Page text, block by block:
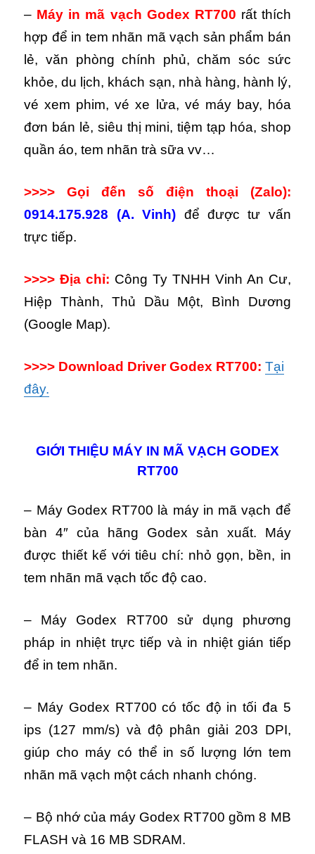
– Máy in mã vạch Godex RT700 rất thích
hợp để in tem nhãn mã vạch sản phẩm bán
lẻ, văn phòng chính phủ, chăm sóc sức
khỏe, du lịch, khách sạn, nhà hàng, hành lý,
vé xem phim, vé xe lửa, vé máy bay, hóa
đơn bán lẻ, siêu thị mini, tiệm tạp hóa, shop
quần áo, tem nhãn trà sữa vv…
>>>> Gọi đến số điện thoại (Zalo):
0914.175.928 (A. Vinh) để được tư vấn
trực tiếp.
>>>> Địa chỉ: Công Ty TNHH Vinh An Cư,
Hiệp Thành, Thủ Dầu Một, Bình Dương
(Google Map).
>>>> Download Driver Godex RT700:Tại
đây.
GIỚI THIỆU MÁY IN MÃ VẠCH GODEX
RT700
– Máy Godex RT700 là máy in mã vạch để
bàn 4″ của hãng Godex sản xuất. Máy
được thiết kế với tiêu chí: nhỏ gọn, bền, in
tem nhãn mã vạch tốc độ cao.
– Máy Godex RT700 sử dụng phương
pháp in nhiệt trực tiếp và in nhiệt gián tiếp
để in tem nhãn.
– Máy Godex RT700 có tốc độ in tối đa 5
ips (127 mm/s) và độ phân giải 203 DPI,
giúp cho máy có thể in số lượng lớn tem
nhãn mã vạch một cách nhanh chóng.
– Bộ nhớ của máy Godex RT700 gồm 8 MB
FLASH và 16 MB SDRAM.